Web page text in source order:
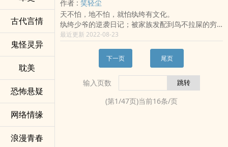
古代言情
鬼怪灵异
耽美
恐怖悬疑
网络情缘
浪漫青春
美国曾经安分过、曾经...
藩的胞弟，湘军称之为“九帅”的曾国荃全力进攻金
陵，对太平天国的“天京”，已完成了大包围的部署。
“天王”洪秀全众叛亲离，困处愁城，除了不时喃喃自
语：“铁桶江山，你们不扶。自有人扶”以外，束手无
作者 : 笑轻尘
天不怕，地不怕，就怕纨绔有文化。
纨绔少爷的逆袭日记；被家族发配到鸟不拉屎的穷
地方，重建自己的势力，打碎了他混吃等死的伟大
梦想，为了过上好日子，他要努力开挂人生。
最近更新 2022-08-23
下一页 尾页
输入页数
(第1/47页)当前16条/页